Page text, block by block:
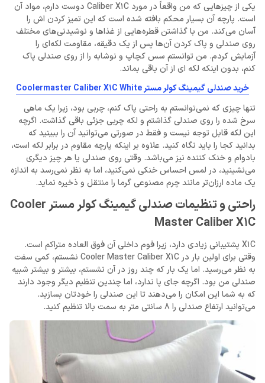
یکی از چیزهایی که من واقعاً در مورد Caliber X1C دوست دارم، مواد آن
است. پارچه آن بسیار محکم بافته شده است که این تمیز کردن اش را
آسان می‌کند. من با گذاشتن قطره‌هایی از غذاها و نوشیدنی‌های مختلف
روی صندلی و پاک کردن آن‌ها پس از یک دقیقه، مقاومت لکه‌ای را
آزمایش کردم. من توانستم سس کچاپ و نوشابه را از روی صندلی پاک
کنم، بدون اینکه لکه ای از آن باقی بماند.
خرید صندلی گیمینگ کولر مستر Coolermaster Caliber X1C White
تنها چیزی که نمی‌توانستم به راحتی پاک کنم، چربی بود، زیرا یک ماهی
سرخ شده را روی صندلی گذاشتم و لکه چربی جزئی باقی گذاشت. اگرچه
این لکه قابل توجه نیست و فقط در صورتی می‌توانید آن را ببینید که
بدانید کجا را باید نگاه کنید. علاوه بر اینکه پارچه مقاوم در برابر لکه است،
بادوام و خنک کننده نیز می‌باشد. وقتی روی صندلی یا هر چیز دیگری
می‌نشینید، در لمس احساس خنکی نمی‌کنید، اما به نظر نمی‌رسد به اندازه
یک ماده ارزان‌تر مانند چرم مصنوعی گرما را منتقل و ذخیره نماید.
راحتی و تنظیمات صندلی گیمینگ کولر مستر Cooler
Master Caliber X1C
X1C پشتیبانی زیادی دارد، زیرا فوم داخلی آن فوق العاده متراکم است.
وقتی برای اولین بار در Cooler Master Caliber X1C نشستم، کمی سفت
به نظر می‌رسید. اما یک بار که چند روز در آن نشستم، بیشتر و بیشتر شبیه
صندلی من بود. اگرچه جای پا ندارد، اما چندین تنظیم دیگر وجود دارند
که به شما این امکان را می‌دهند تا این صندلی را خودتان بسازید.
می‌توانید ارتفاع صندلی را 8 سانتی متر به سمت بالا تنظیم کنید.